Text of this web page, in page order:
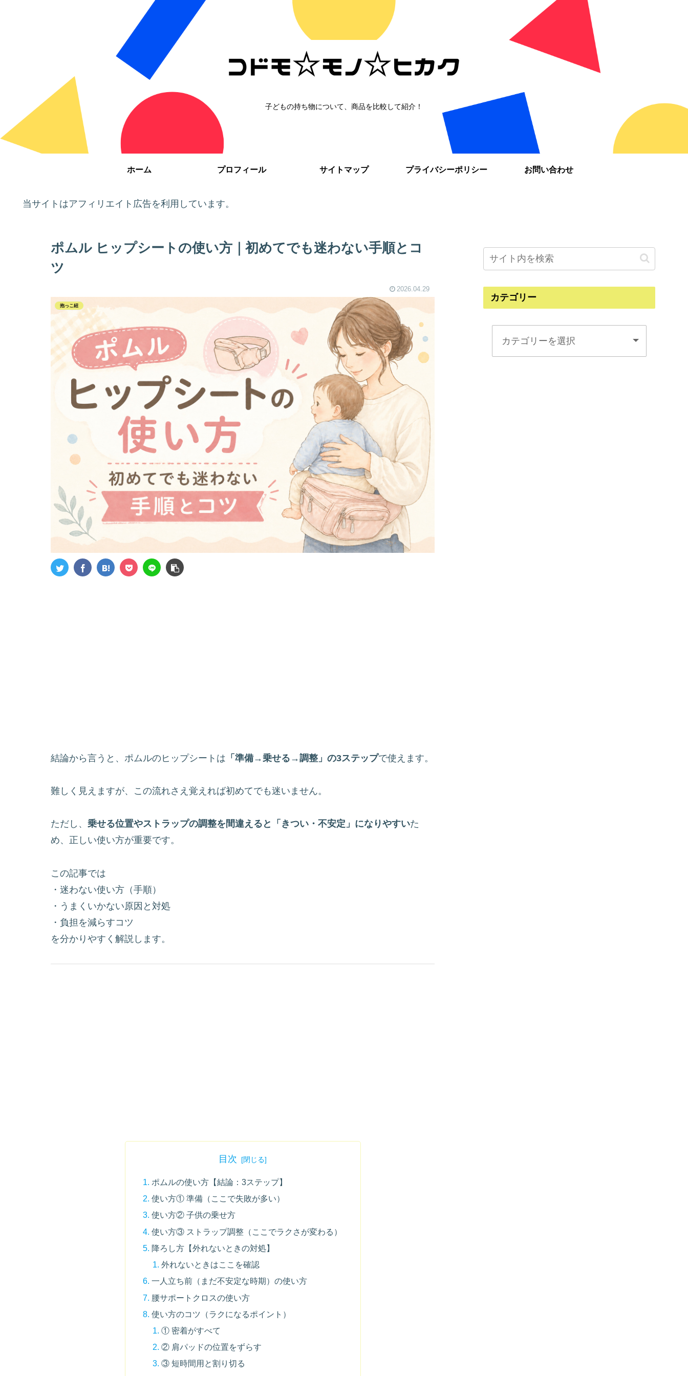
子どもの持ち物について、商品を比較して紹介！
ホーム プロフィール サイトマップ プライバシーポリシー お問い合わせ
当サイトはアフィリエイト広告を利用しています。
ポムル ヒップシートの使い方｜初めてでも迷わない手順とコ
ツ
2026.04.29
抱っこ紐
結論から言うと、ポムルのヒップシートは 「準備→乗せる→調整」の3ステップで使えます。
難しく見えますが、この流れさえ覚えれば初めてでも迷いません。
ただし、 乗せる位置やストラップの調整を間違えると「きつい・不安定」になりやすいた
め、正しい使い方が重要です。
この記事では
・迷わない使い方（手順）
・うまくいかない原因と対処
・負担を減らすコツ
を分かりやすく解説します。
目次
ポムルの使い方【結論：3ステップ】
使い方① 準備（ここで失敗が多い）
使い方② 子供の乗せ方
使い方③ ストラップ調整（ここでラクさが変わる）
降ろし方【外れないときの対処】
外れないときはここを確認
一人立ち前（まだ不安定な時期）の使い方
腰サポートクロスの使い方
使い方のコツ（ラクになるポイント）
① 密着がすべて
② 肩パッドの位置をずらす
③ 短時間用と割り切る
カテゴリー